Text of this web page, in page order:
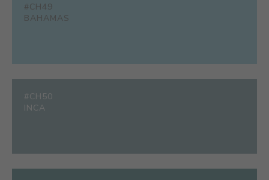
#CH49
BAHAMAS
#CH50
INCA